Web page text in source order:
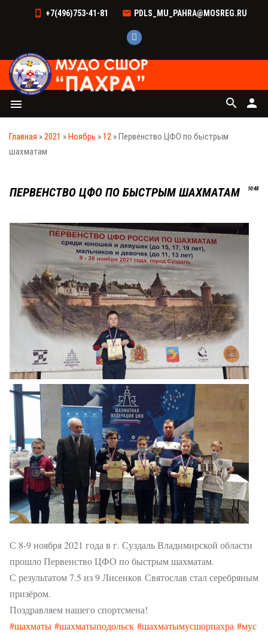
+7(496)753-41-81 PDLS_MU_PAHRA@MOSREG.RU
menu person
search
Главная »2021 »Ноябрь »12 » Первенство ЦФО по быстрым
шахматам
10:48
ПЕРВЕНСТВО ЦФО ПО БЫСТРЫМ ШАХМАТАМ
С 8-9 ноября 2021 года в г. Суздаль Владимирской области
прошло Первенство ЦФО по быстрым шахматам.
С результатом 7.5 из 9 Лисенков Святослав стал серебряным
призёром.
Поздравляем нашего спортсмена!
#шахматы #шахматыподольск #шахматымусшорпахра #мус